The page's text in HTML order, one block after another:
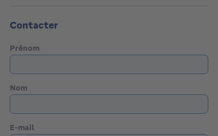
Contacter
Prénom
Nom
E-mail